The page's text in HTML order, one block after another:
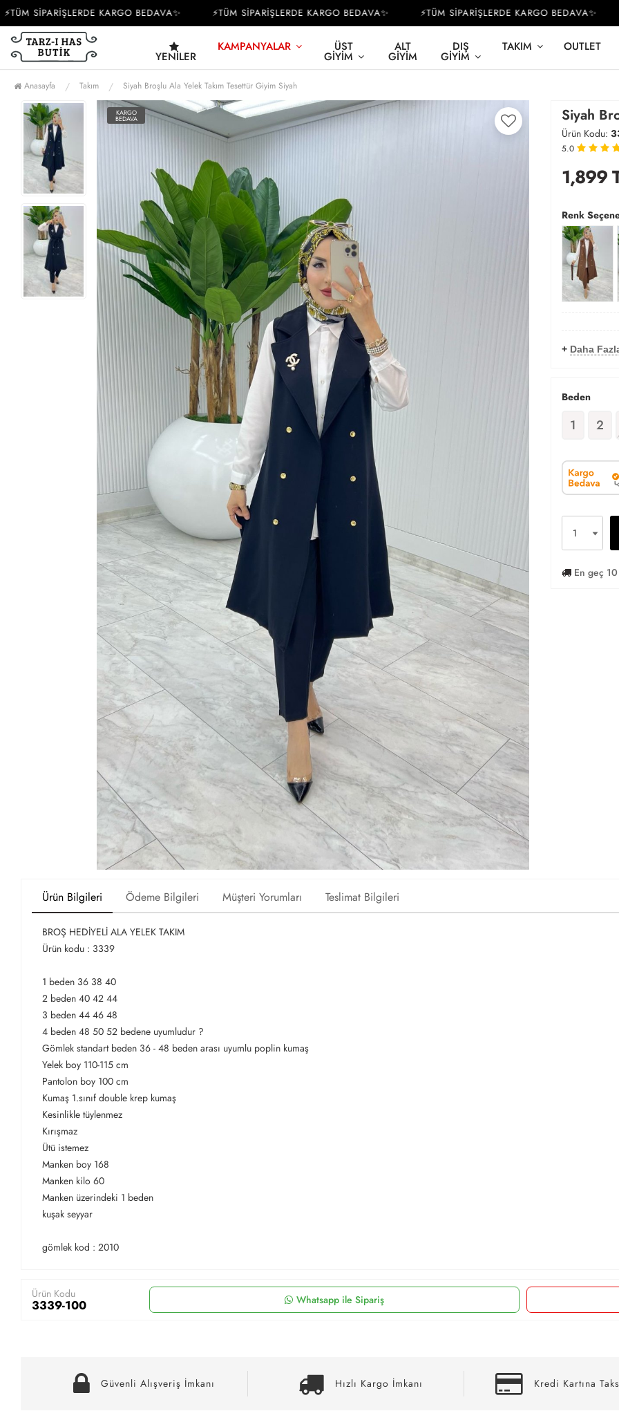
SİPARİŞLERDE KARGO BEDAVA✨ ⚡TÜM SİPARİŞLERDE KARGO BEDAVA✨ ⚡TÜM SİPARİŞLERDE KARGO BEDAVA✨
YENILER
KAMPANYALAR ÜST
GIYIM
ALT
GIYIM
DIŞ
GIYIM
TAKIM OUTLET
Anasayfa Takım Siyah Broşlu Ala Yelek Takım Tesettür Giyim Siyah
KARGO
BEDAVA Siyah
Ürün Kodu:
5.0
1,899
Renk
+ Daha
Beden
1 2
En geç 10
Ürün Bilgileri Ödeme Bilgileri Müşteri Yorumları Teslimat Bilgileri
BROŞ HEDİYELİ ALA YELEK TAKIM
Ürün kodu : 3339
1 beden 36 38 40
2 beden 40 42 44
3 beden 44 46 48
4 beden 48 50 52 bedene uyumludur ?
Gömlek standart beden 36 - 48 beden arası uyumlu poplin kumaş
Yelek boy 110-115 cm
Pantolon boy 100 cm
Kumaş 1.sınıf double krep kumaş
Kesinlikle tüylenmez
Kırışmaz
Ütü istemez
Manken boy 168
Manken kilo 60
Manken üzerindeki 1 beden
kuşak seyyar
gömlek kod : 2010
Ürün Kodu
3339-100 Whatsapp ile Sipariş
Güvenli Alışveriş İmkanı Hızlı Kargo İmkanı Kredi Kartına